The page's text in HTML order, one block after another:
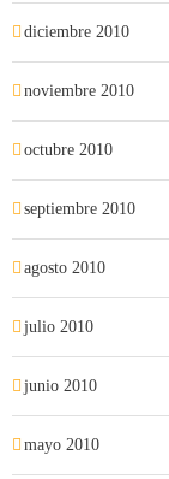
diciembre 2010
noviembre 2010
octubre 2010
septiembre 2010
agosto 2010
julio 2010
junio 2010
mayo 2010